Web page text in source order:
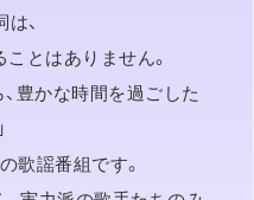
、
とはありません。
豊かな時間を過ごした
歌謡番組です。